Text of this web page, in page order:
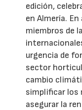
edición,
en Almería.
miembros de
urgencia de
sector
cambio
simplificar los
asegurar la